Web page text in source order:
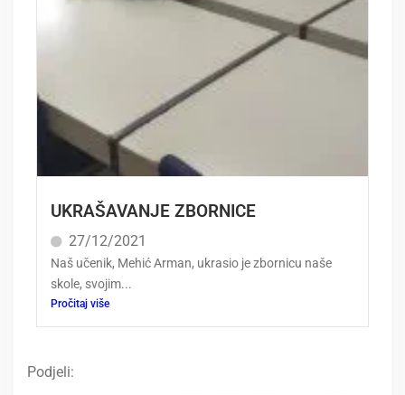
UKRAŠAVANJE ZBORNICE
27/12/2021
Naš učenik, Mehić Arman, ukrasio je zbornicu naše
skole, svojim...
Pročitaj više
Podjeli: